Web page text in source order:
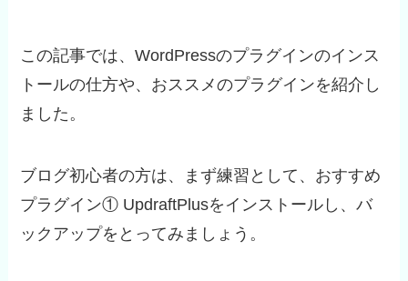
この記事では、WordPressのプラグインのインス
トールの仕方や、おススメのプラグインを紹介し
ました。
ブログ初心者の方は、まず練習として、おすすめ
プラグイン① UpdraftPlusをインストールし、バ
ックアップをとってみましょう。